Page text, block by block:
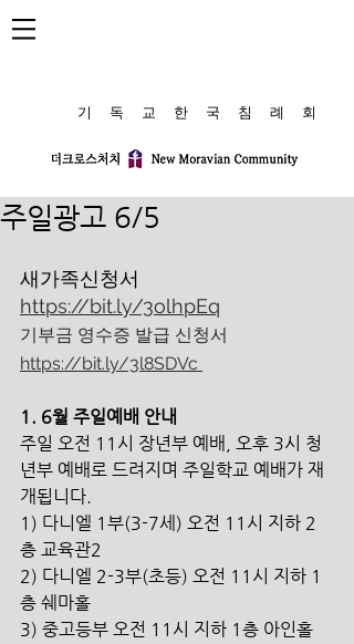
​기 독 교 한 국 침 례 회
주일광고 6/5
새가족신청서
https://bit.ly/3olhpEq
기부금 영수증 발급 신청서
https://bit.ly/3l8SDVc
1. 6월 주일예배 안내
주일 오전 11시 장년부 예배, 오후 3시 청
년부 예배로 드려지며 주일학교 예배가 재
개됩니다.
1) 다니엘 1부(3-7세) 오전 11시 지하 2
층 교육관2
2) 다니엘 2-3부(초등) 오전 11시 지하 1
층 쉐마홀
3) 중고등부 오전 11시 지하 1층 아인홀